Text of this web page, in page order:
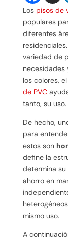
Los pisos de
populares
diferentes
variedad de
necesidades
los colores,
de PVC
tanto, su uso.
De hecho,
para
estos son
define la
determina su
ahorro en
mismo uso.
A